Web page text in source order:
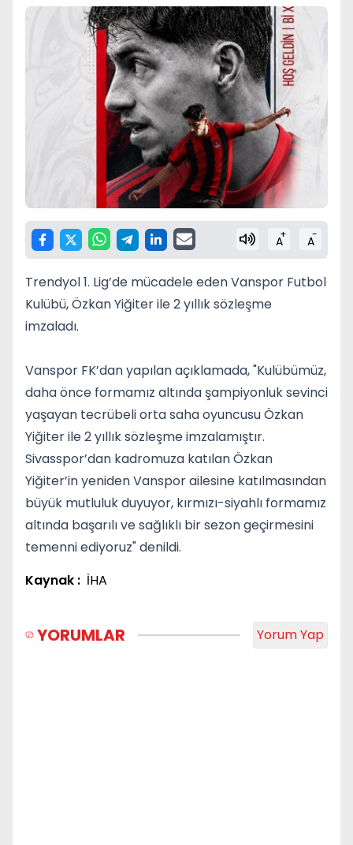
A+ A-
Trendyol 1. Lig’de mücadele eden Vanspor Futbol
Kulübü, Özkan Yiğiter ile 2 yıllık sözleşme
imzaladı.
Vanspor FK’dan yapılan açıklamada, "Kulübümüz,
daha önce formamız altında şampiyonluk sevinci
yaşayan tecrübeli orta saha oyuncusu Özkan
Yiğiter ile 2 yıllık sözleşme imzalamıştır.
Sivasspor’dan kadromuza katılan Özkan
Yiğiter’in yeniden Vanspor ailesine katılmasından
büyük mutluluk duyuyor, kırmızı-siyahlı formamız
altında başarılı ve sağlıklı bir sezon geçirmesini
temenni ediyoruz" denildi.
Kaynak : İHA
YORUMLAR Yorum Yap